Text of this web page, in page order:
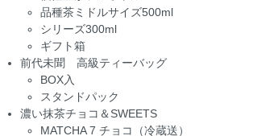
品種茶ミドルサイズ500ml
シリーズ300ml
ギフト箱
前代未聞 高級ティーバッグ
BOX入
スタンドパック
濃い抹茶チョコ＆SWEETS
MATCHA 7 チョコ（冷蔵送）